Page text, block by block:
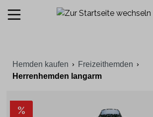
Hemden kaufen
Freizeithemden
Herrenhemden langarm
%